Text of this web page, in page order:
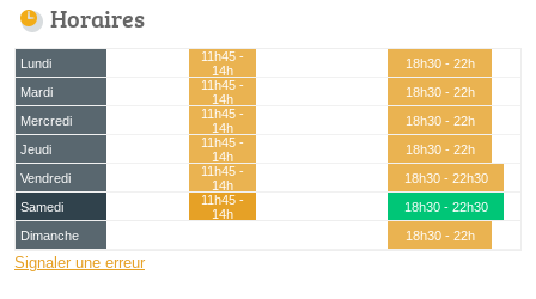
Horaires
Lundi
11h45 -
14h
18h30 - 22h
Mardi
11h45 -
14h
18h30 - 22h
Mercredi
11h45 -
14h
18h30 - 22h
Jeudi
11h45 -
14h
18h30 - 22h
Vendredi
11h45 -
14h
18h30 - 22h30
Samedi
11h45 -
14h
18h30 - 22h30
Dimanche
18h30 - 22h
Signaler une erreur